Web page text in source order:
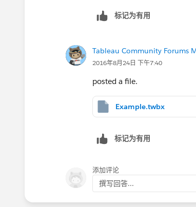
标记为有用
Tableau Community Forums
2016年8月24日 下午7:40
posted a file.
Example.twbx
标记为有用
添加评论
撰写回答...